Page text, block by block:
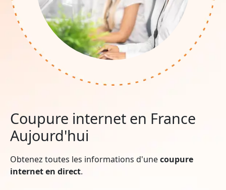
Coupure internet en France
Aujourd'hui
Obtenez toutes les informations d'unecoupure
internet en direct.